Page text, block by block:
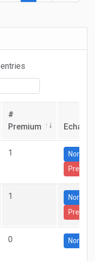
entries
#
Premium
1
Normale
1
Normale
0 Normale